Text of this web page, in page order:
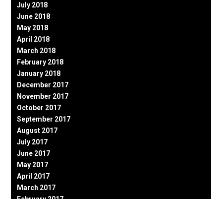
July 2018
June 2018
May 2018
April 2018
March 2018
February 2018
January 2018
December 2017
November 2017
October 2017
September 2017
August 2017
July 2017
June 2017
May 2017
April 2017
March 2017